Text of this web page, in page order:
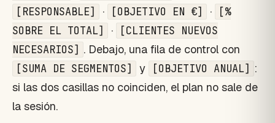
[RESPONSABLE] · [OBJETIVO EN €] ·
[%
SOBRE EL TOTAL]
·
[CLIENTES NUEVOS
NECESARIOS] . Debajo, una fila de control con
[SUMA DE SEGMENTOS] y [OBJETIVO ANUAL] :
si las dos casillas no coinciden, el plan no sale de
la sesión.